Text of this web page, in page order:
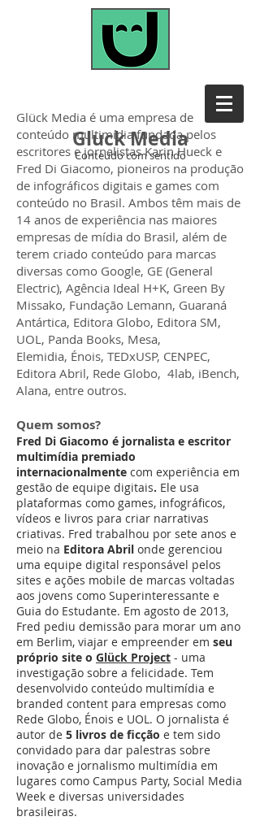
Gluck Media
Conteúdo com sentido
Glück Media é uma empresa de
conteúdo multimídia fundada pelos
escritores e jornalistas Karin Hueck e
Fred Di Giacomo, pioneiros na produção
de infográficos digitais e games com
conteúdo no Brasil. Ambos têm mais de
14 anos de experiência nas maiores
empresas de mídia do Brasil, além de
terem criado conteúdo para marcas
diversas como Google, GE (General
Electric), Agência Ideal H+K, Green By
Missako, Fundação Lemann, Guaraná
Antártica, Editora Globo, Editora SM,
UOL, Panda Books, Mesa,
Elemidia, Énois, TEDxUSP, CENPEC,
Editora Abril, Rede Globo, 4lab, iBench,
Alana, entre outros.
Quem somos?
Fred Di Giacomo​ é jornalista e escritor
multimídia premiado
internacionalmente com experiência em
gestão de equipe digitais. Ele usa
plataformas como games, infográficos,
vídeos e livros para criar narrativas
criativas. Fred trabalhou por sete anos e
meio na Editora Abril onde gerenciou
uma equipe digital responsável pelos
sites e ações mobile de marcas voltadas
aos jovens como Superinteressante e
Guia do Estudante. Em agosto de 2013,
Fred pediu demissão para morar um ano
em Berlim, viajar e empreender em seu
próprio site o Glück Project - uma
investigação sobre a felicidade. Tem
desenvolvido conteúdo multimídia e
branded content para empresas como
Rede Globo, Énois e UOL. O jornalista é
autor de 5 livros de ficção e tem sido
convidado para dar palestras sobre
inovação e jornalismo multimídia em
lugares como Campus Party, Social Media
Week e diversas universidades
brasileiras.